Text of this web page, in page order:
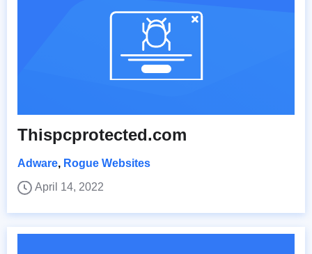
Thispcprotected.com
Adware, Rogue Websites
April 14, 2022